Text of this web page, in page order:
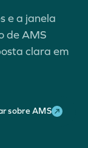
e a janela
de AMS
clara em
sobre AMS